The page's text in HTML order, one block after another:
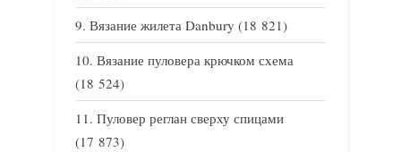
Вязание жилета Danbury (18 821)
Вязание пуловера крючком схема
(18 524)
Пуловер реглан сверху спицами
(17 873)